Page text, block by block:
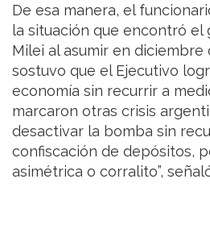
De esa manera, el
la situación que encontró el
Milei al asumir en diciembre
sostuvo que el Ejecutivo
economía sin recurrir a
marcaron otras crisis
desactivar la bomba sin
confiscación de depósitos,
asimétrica o corralito”,